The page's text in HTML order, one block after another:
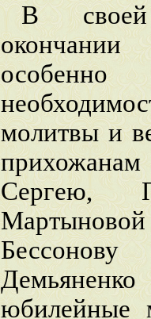
В
окончании
молитвы и
Сергею,
юбилейные